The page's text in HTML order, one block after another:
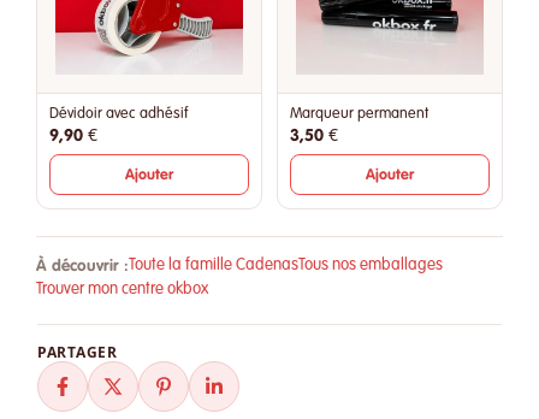
Dévidoir avec adhésif
9,90 €
Ajouter
Marqueur permanent
3,50 €
Ajouter
À découvrir : Toute la famille Cadenas Tous nos emballages
Trouver mon centre okbox
PARTAGER